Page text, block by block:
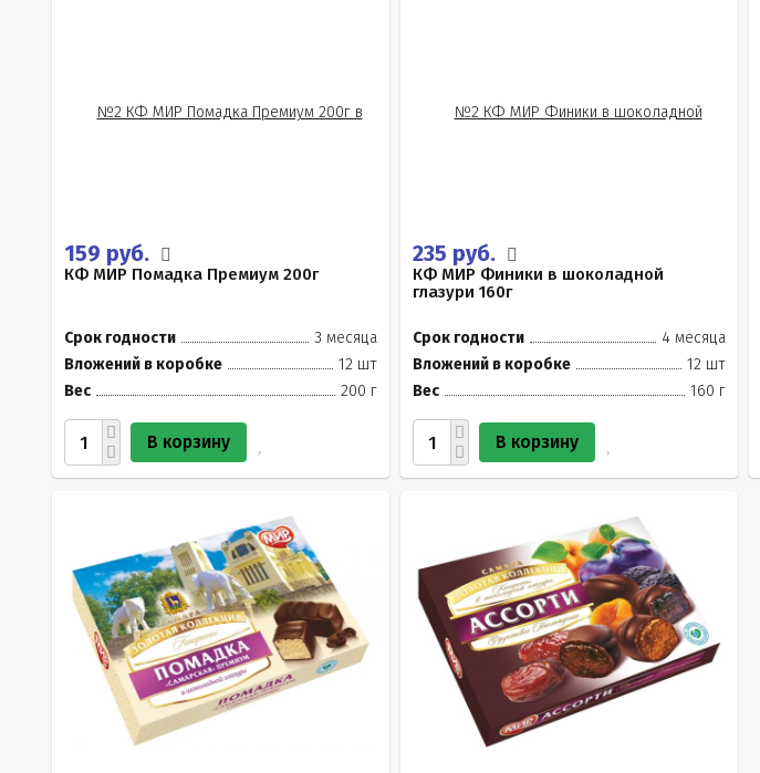
159 руб.
КФ МИР Помадка Премиум 200г
Срок годности
3 месяца
Вложений в коробке
12 шт
Вес
200 г
В корзину
235 руб.
КФ МИР Финики в шоколадной
глазури 160г
Срок годности
4 месяца
Вложений в коробке
12 шт
Вес
160 г
В корзину